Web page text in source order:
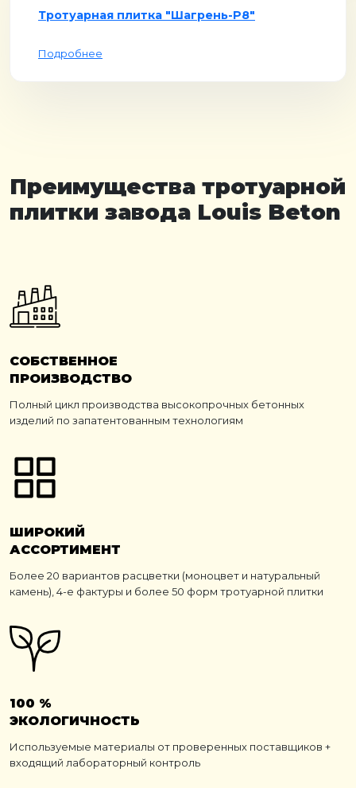
Тротуарная плитка "Шагрень-Р8"
Подробнее
Преимущества тротуарной
плитки завода Louis Beton
СОБСТВЕННОЕ
ПРОИЗВОДСТВО
Полный цикл производства высокопрочных бетонных
изделий по запатентованным технологиям
ШИРОКИЙ
АССОРТИМЕНТ
Более 20 вариантов расцветки (моноцвет и натуральный
камень), 4-е фактуры и более 50 форм тротуарной плитки
100 %
ЭКОЛОГИЧНОСТЬ
Используемые материалы от проверенных поставщиков +
входящий лабораторный контроль